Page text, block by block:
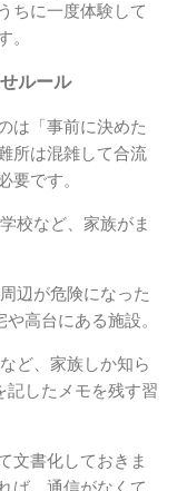
ちに一度体験して
。
ルール
は「事前に決めた
所は混雑して合流
要です。
校など、家族がま
辺が危険になった
高台にある施設。
ど、家族しか知ら
記したメモを残す習
文書化しておきま